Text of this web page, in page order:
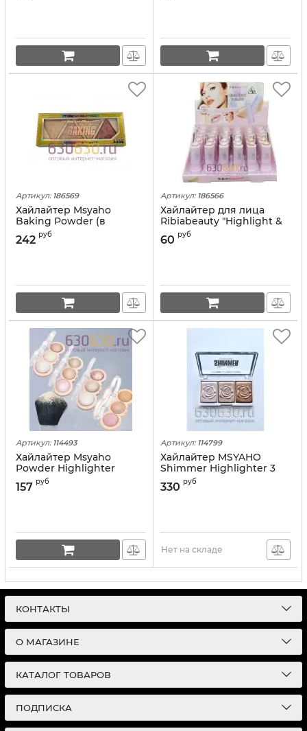
Артикул: 186569
Хайлайтер Msyaho
Baking Powder (в
ассортименте) 1шт.
242 руб
Артикул: 186566
Хайлайтер для лица
Ribiabeauty "Highlight &
Glow" 1шт. (в
ассортименте)
60 руб
Артикул: 114493
Хайлайтер Msyaho
Powder Highlighter
Pretty 3 color mix (в
ассортименте)
157 руб
Артикул: 114799
Хайлайтер MSYAHO
Shimmer Highlighter 3
Color
330 руб
Нет на складе
КОНТАКТЫ
О МАГАЗИНЕ
КАТАЛОГ ТОВАРОВ
ПОДПИСКА